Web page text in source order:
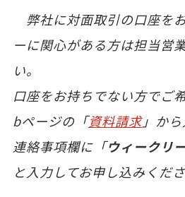
弊社に対面取引の口座を
ーに関心がある方は担当営
い。
口座をお持ちでない方でご
bページの「資料請求」から
連絡事項欄に「ウィークリ
と入力してお申し込みくださ